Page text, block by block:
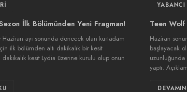
İlk Bölümünden Yeni Fragman!
Haziran ayı sonunda dönecek olan kurtadam
ilk bölümden altı dakikalık bir kesit
dakikalık kesit Lydia üzerine kurulu olup onun
Teen Wolf
Haziran
başlayacak
uzunluğunda
yaptı.